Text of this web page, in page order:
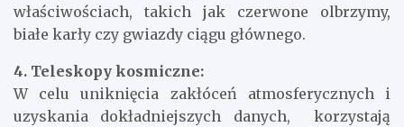
właściwościach, takich jak czerwone olbrzymy,
białe karły czy gwiazdy ciągu głównego.
4. Teleskopy kosmiczne:
W celu uniknięcia zakłóceń atmosferycznych i
uzyskania dokładniejszych danych, korzystają